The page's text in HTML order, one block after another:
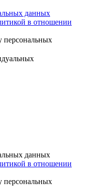
данных
в отношении
персональных
данных
в отношении
персональных